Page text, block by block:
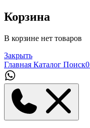
Корзина
В корзине нет товаров
Закрыть
Главная Каталог Поиск0